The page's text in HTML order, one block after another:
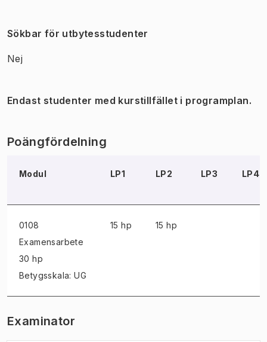
Sökbar för utbytesstudenter
Nej
Endast studenter med kurstillfället i programplan.
Poängfördelning
Modul LP1 LP2 LP3 LP4
0108
Examensarbete
30 hp
Betygsskala: UG
15 hp 15 hp
Examinator